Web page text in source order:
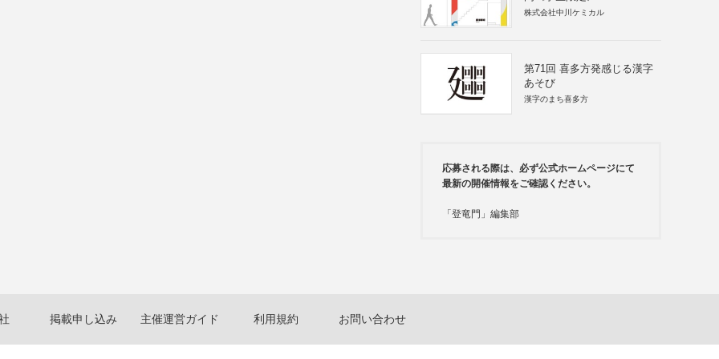
株式会社中川ケミカル
第71回 喜多方発感じる漢字
あそび
漢字のまち喜多方
応募される際は、必ず公式ホームページにて
最新の開催情報をご確認ください。
「登竜門」編集部
掲載申し込み 主催運営ガイド 利用規約 お問い合わせ